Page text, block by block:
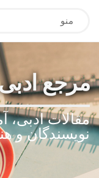
منو
مرجع
مقالات ادبی،
نویسندگان و